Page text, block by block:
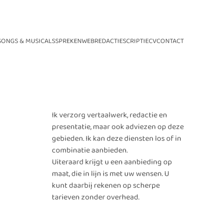
& MUSICALSSPREKENWEBREDACTIESCRIPTIECVCONTACT
Ik verzorg vertaalwerk, redactie en
presentatie, maar ook adviezen op deze
gebieden. Ik kan deze diensten los of in
combinatie aanbieden.
Uiteraard krijgt u een aanbieding op
maat, die in lijn is met uw wensen. U
kunt daarbij rekenen op scherpe
tarieven zonder overhead.